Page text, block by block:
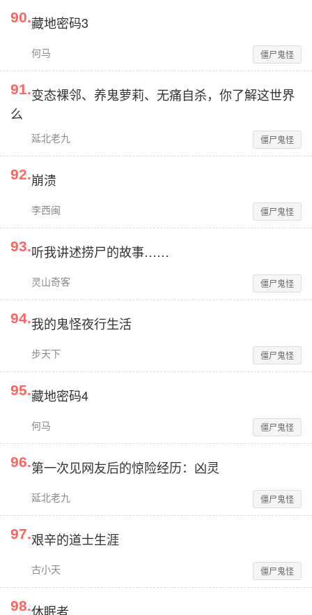
90.藏地密码3
何马 僵尸鬼怪
91.变态裸邻、养鬼萝莉、无痛自杀，你了解这世界
么
延北老九 僵尸鬼怪
92.崩溃
李西闽 僵尸鬼怪
93.听我讲述捞尸的故事……
灵山奇客 僵尸鬼怪
94.我的鬼怪夜行生活
步天下 僵尸鬼怪
95.藏地密码4
何马 僵尸鬼怪
96.第一次见网友后的惊险经历：凶灵
延北老九 僵尸鬼怪
97.艰辛的道士生涯
古小天 僵尸鬼怪
98.休眠者